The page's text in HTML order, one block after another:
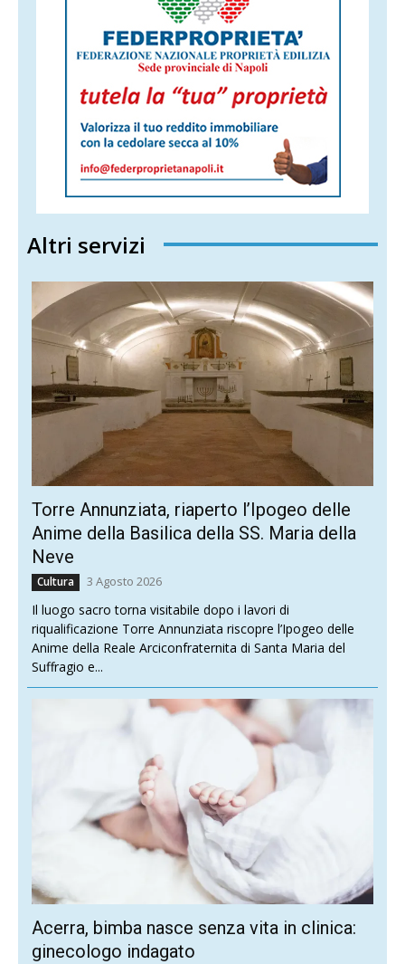
Altri servizi
Torre Annunziata, riaperto l’Ipogeo delle
Anime della Basilica della SS. Maria della
Neve
Cultura 3 Agosto 2026
Il luogo sacro torna visitabile dopo i lavori di
riqualificazione Torre Annunziata riscopre l’Ipogeo delle
Anime della Reale Arciconfraternita di Santa Maria del
Suffragio e...
Acerra, bimba nasce senza vita in clinica:
ginecologo indagato